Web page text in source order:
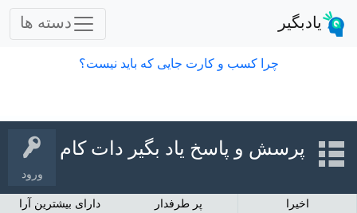
ورود
پرسش و پاسخ یاد بگیر دات کام
اخیرا پر طرفدار
دارای بیشترین آرا